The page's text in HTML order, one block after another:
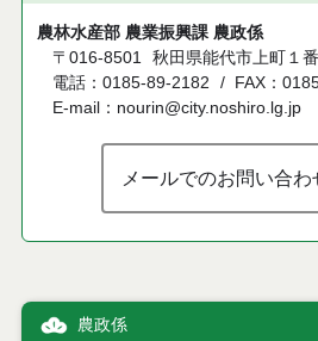
農林水産部 農業振興課 農政係
〒016-8501 秋田県能代市上町１
電話：0185-89-2182
FAX：
E-mail：nourin@city.noshiro.lg.jp
メールでのお問い合わ
農政係